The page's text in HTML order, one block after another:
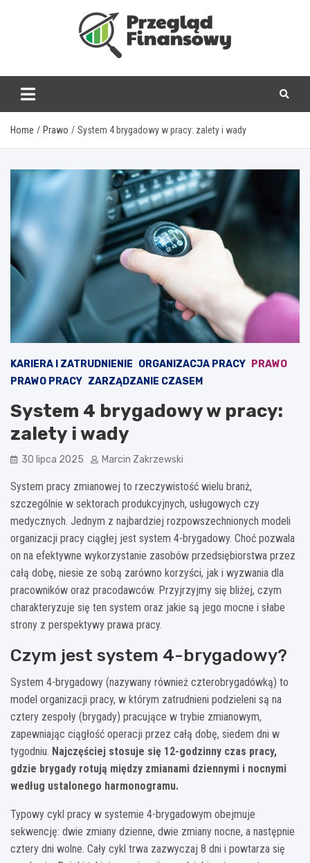
Home Prawo System 4 brygadowy w pracy: zalety i wady
KARIERA I ZATRUDNIENIE ORGANIZACJA PRACY
PRAWO
PRAWO PRACY ZARZĄDZANIE CZASEM
System 4 brygadowy w pracy:
zalety i wady
30 lipca 2025 Marcin Zakrzewski
System pracy zmianowej to rzeczywistość wielu branż,
szczególnie w sektorach produkcyjnych, usługowych czy
medycznych. Jednym z najbardziej rozpowszechnionych modeli
organizacji pracy ciągłej jest system 4-brygadowy. Choć pozwala
on na efektywne wykorzystanie zasobów przedsiębiorstwa przez
całą dobę, niesie ze sobą zarówno korzyści, jak i wyzwania dla
pracowników oraz pracodawców. Przyjrzyjmy się bliżej, czym
charakteryzuje się ten system oraz jakie są jego mocne i słabe
strony z perspektywy prawa pracy.
Czym jest system 4-brygadowy?
System 4-brygadowy (nazywany również czterobrygadówką) to
model organizacji pracy, w którym zatrudnieni podzieleni są na
cztery zespoły (brygady) pracujące w trybie zmianowym,
zapewniając ciągłość operacji przez całą dobę, siedem dni w
tygodniu. Najczęściej stosuje się 12-godzinny czas pracy,
gdzie brygady rotują między zmianami dziennymi i nocnymi
według ustalonego harmonogramu.
Typowy cykl pracy w systemie 4-brygadowym obejmuje
sekwencję: dwie zmiany dzienne, dwie zmiany nocne, a następnie
cztery dni wolne. Cały cykl trwa zazwyczaj 8 dni i powtarza się